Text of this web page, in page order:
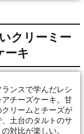
クリーミー
ーキ
ランスで学んだレシ
アチーズケーキ。甘
クリームとチーズが
土台のタルトのサ
対比が楽しい。